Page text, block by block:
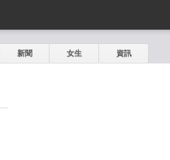
新聞 女生 資訊